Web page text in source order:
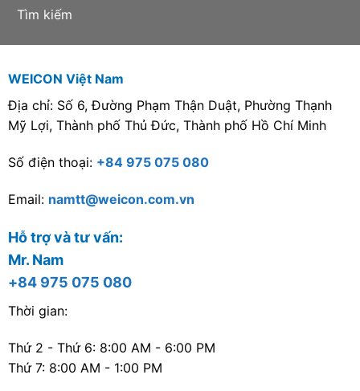
Tìm kiếm
WEICON Việt Nam
Địa chỉ: Số 6, Đường Phạm Thận Duật, Phường Thạnh
Mỹ Lợi, Thành phố Thủ Đức, Thành phố Hồ Chí Minh
Số điện thoại: +84 975 075 080
Email: namtt@weicon.com.vn
Hỗ trợ và tư vấn:
Mr. Nam
+84 975 075 080
Thời gian:
Thứ 2 - Thứ 6: 8:00 AM - 6:00 PM
Thứ 7: 8:00 AM - 1:00 PM